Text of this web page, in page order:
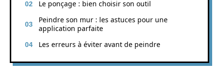
Le ponçage : bien choisir son outil
Peindre son mur : les astuces pour une
application parfaite
Les erreurs à éviter avant de peindre